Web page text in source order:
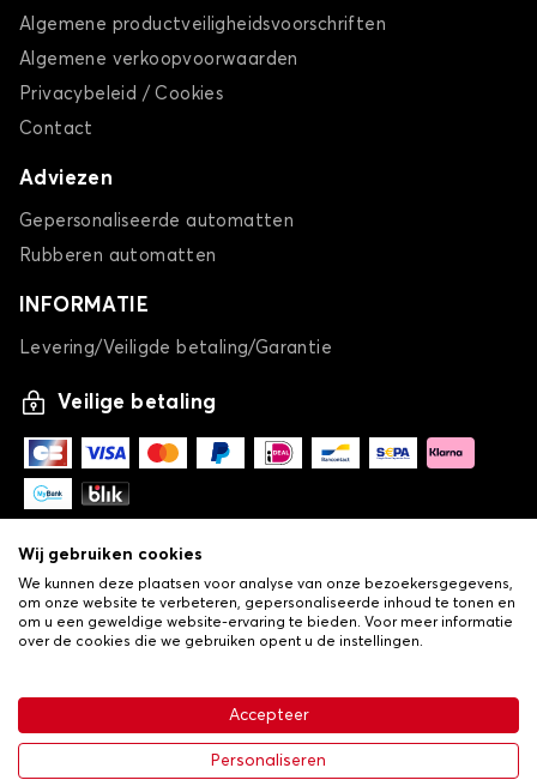
Sneeuwsokken voor FIAT PUNTO
SCUDO
Sneeuwsokken voor FIAT SCUDO
Algemene productveiligheidsvoorschriften
Algemene verkoopvoorwaarden
Privacybeleid / Cookies
Contact
Adviezen
Gepersonaliseerde automatten
Rubberen automatten
INFORMATIE
Levering/Veiligde betaling/Garantie
Veilige betaling
Algemene verkoopvoorwaarden•Privacy- en cookiebeleid
•Livraison
Wij gebruiken cookies
We kunnen deze plaatsen voor analyse van onze bezoekersgegevens,
om onze website te verbeteren, gepersonaliseerde inhoud te tonen en
om u een geweldige website-ervaring te bieden. Voor meer informatie
over de cookies die we gebruiken opent u de instellingen.
Accepteer
Personaliseren